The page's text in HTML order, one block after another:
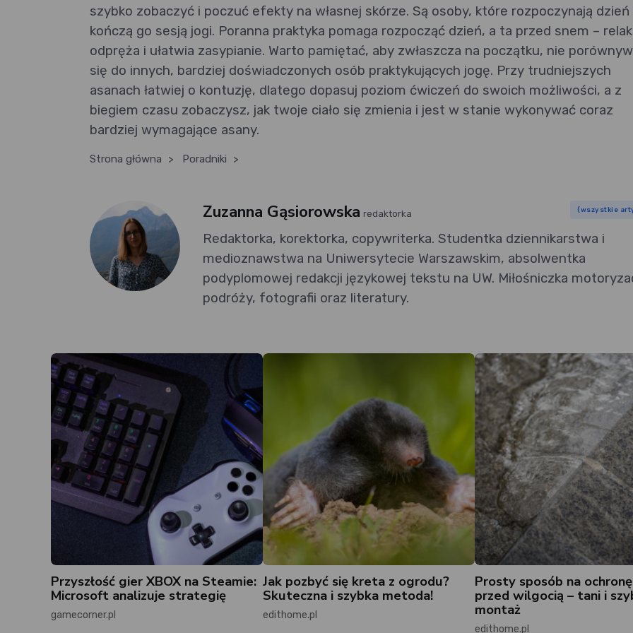
szybko zobaczyć i poczuć efekty na własnej skórze. Są osoby, które rozpoczynają dzień
kończą go sesją jogi. Poranna praktyka pomaga rozpocząć dzień, a ta przed snem –
odpręża i ułatwia zasypianie. Warto pamiętać, aby zwłaszcza na początku, nie
się do innych, bardziej doświadczonych osób praktykujących jogę. Przy trudniejszych
asanach łatwiej o kontuzję, dlatego dopasuj poziom ćwiczeń do swoich możliwości, a z
biegiem czasu zobaczysz, jak twoje ciało się zmienia i jest w stanie wykonywać coraz
bardziej wymagające asany.
Strona główna > Poradniki >
Zuzanna Gąsiorowska redaktorka (wszystkie
Redaktorka, korektorka, copywriterka. Studentka dziennikarstwa i
medioznawstwa na Uniwersytecie Warszawskim, absolwentka
podyplomowej redakcji językowej tekstu na UW. Miłośniczka
podróży, fotografii oraz literatury.
Przyszłość gier XBOX na Steamie:
Microsoft analizuje strategię
gamecorner.pl
Jak pozbyć się kreta z ogrodu?
Skuteczna i szybka metoda!
edithome.pl
Prosty sposób na
przed wilgocią – tani i
montaż
edithome.pl